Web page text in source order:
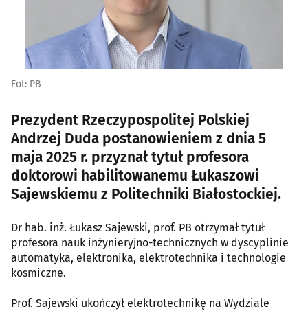
Fot: PB
Prezydent Rzeczypospolitej Polskiej
Andrzej Duda postanowieniem z dnia 5
maja 2025 r. przyznał tytuł profesora
doktorowi habilitowanemu Łukaszowi
Sajewskiemu z Politechniki Białostockiej.
Dr hab. inż. Łukasz Sajewski, prof. PB otrzymał tytuł
profesora nauk inżynieryjno-technicznych w dyscyplinie
automatyka, elektronika, elektrotechnika i technologie
kosmiczne.
Prof. Sajewski ukończył elektrotechnikę na Wydziale